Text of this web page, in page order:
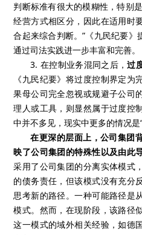
判断标准有很大的模糊性，特别
经营方式相区分，因此在适用时
合起来综合判断。”《九民纪要
通过司法实践进一步丰富和完善。
3. 在控制业务混同之后，过
《九民纪要》将过度控制界定
果母公司完全忽视或规避子公司
理人或工具，则显然属于过度控
中并不多见，现实中更多的情况是
在更深的层面上，公司集团
映了公司集团的特殊性以及由此
采用了公司集团的分离实体模式
的债务责任，但该模式没有充分
思考新的路径。一种可能路径是
模式。然而，在现阶段，该路径
这一模式的域外相关经验，如德